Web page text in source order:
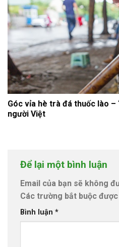
Góc vỉa hè trà đá thuốc lào –
người Việt
Để lại một bình luận
Email của bạn sẽ không
Các trường bắt buộc
Bình luận *